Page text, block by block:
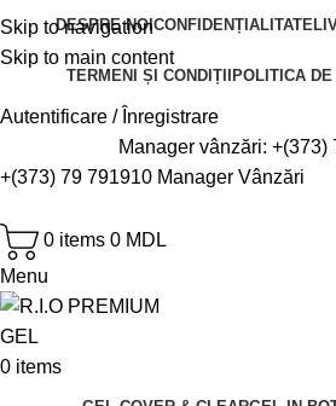
Skip to navigation
Skip to main content
DESPRE NOICONFIDENȚIALITATE
TERMENI ȘI CONDIȚII POLITICA DE
Autentificare / Înregistrare
Manager vânzări: +(373)
+(373) 79 791910 Manager Vânzări
0 items 0 MDL
Menu
0 items